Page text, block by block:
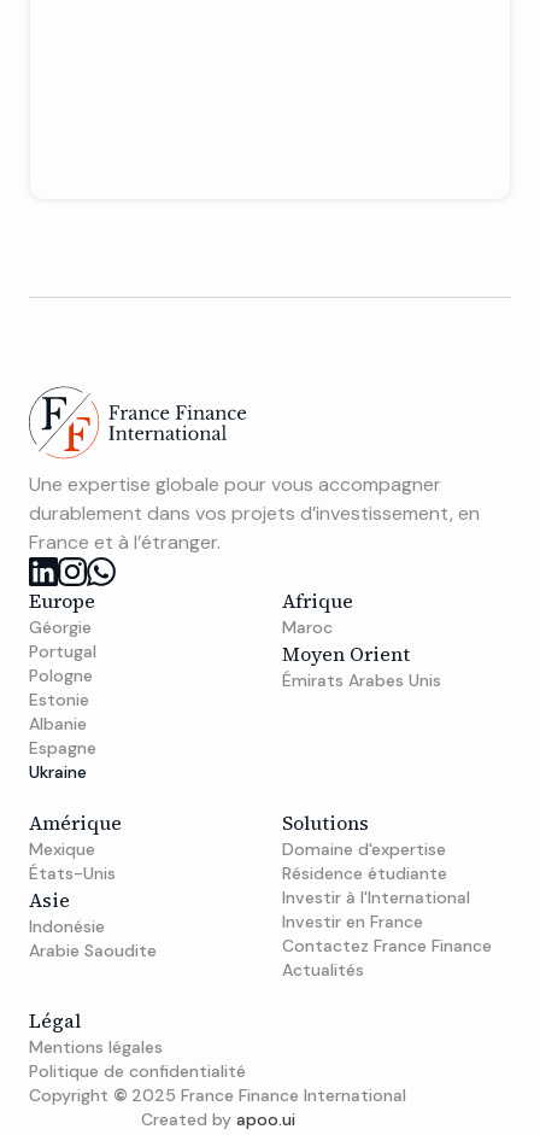
Une expertise globale pour vous accompagner
durablement dans vos projets d’investissement, en
France et à l’étranger.
Europe
Géorgie
Portugal
Pologne
Estonie
Albanie
Espagne
Ukraine
Afrique
Maroc
Moyen Orient
Émirats Arabes Unis
Amérique
Mexique
États-Unis
Asie
Indonésie
Arabie Saoudite
Solutions
Domaine d'expertise
Résidence étudiante
Investir à l'International
Investir en France
Contactez France Finance
Actualités
Légal
Mentions légales
Politique de confidentialité
Copyright © 2025 France Finance International
Created by apoo.ui